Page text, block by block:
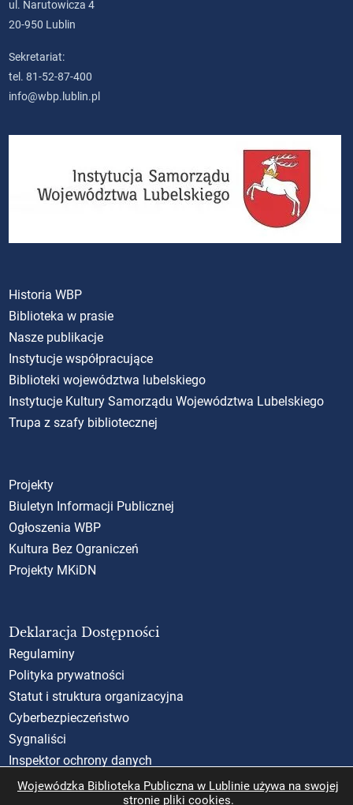
ul. Narutowicza 4
20-950 Lublin
Sekretariat:
tel. 81-52-87-400
info@wbp.lublin.pl
Historia WBP
Biblioteka w prasie
Nasze publikacje
Instytucje współpracujące
Biblioteki województwa lubelskiego
Instytucje Kultury Samorządu Województwa Lubelskiego
Trupa z szafy bibliotecznej
Projekty
Biuletyn Informacji Publicznej
Ogłoszenia WBP
Kultura Bez Ograniczeń
Projekty MKiDN
Deklaracja Dostępności
Regulaminy
Polityka prywatności
Statut i struktura organizacyjna
Cyberbezpieczeństwo
Sygnaliści
Inspektor ochrony danych
Standardy Ochrony Małoletnich (SOM)
Wojewódzka Biblioteka Publiczna w Lublinie używa na swojej
stronie pliki cookies.